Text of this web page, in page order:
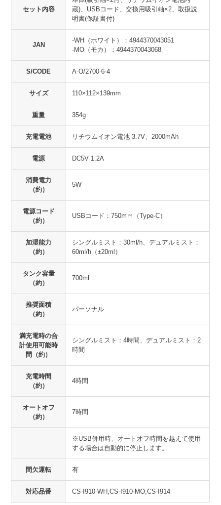
セット内容
蔵)、USBコード、交換用吸引軸×2、取扱説
明書(保証書付)
JAN
-WH（ホワイト）：4944370043051
-MO（モカ）：4944370043068
S/CODE A-O/2700-6-4
サイズ 110×112×139mm
重量 354g
充電電池 リチウムイオン電池 3.7V、2000mAh
電源 DC5V 1.2A
消費電力
（約）
5W
電源コード
（約）
USBコード：750mｍ（Type-C）
加湿能力
（約）
シングルミスト：30ml/h、デュアルミスト：
60ml/h（±20ml）
タンク容量
（約）
700ml
推奨面積
（約）
パーソナル
満充電時の合
計使用可能時
間（約）
シングルミスト：4時間、デュアルミスト：2
時間
充電時間
（約）
4時間
オートオフ
（約）
7時間
※USB併用時、オートオフ時間を越えて使用
する場合は自動的に停止します。
間欠運転 有
対応品番 CS-I910-WH,CS-I910-MO,CS-I914